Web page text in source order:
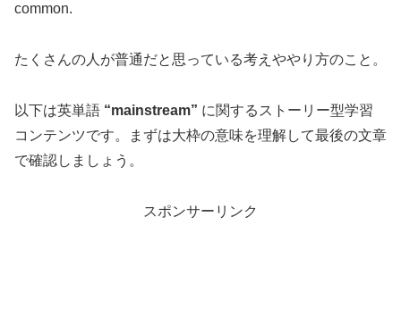
common.
たくさんの人が普通だと思っている考えややり方のこと。
以下は英単語 “mainstream” に関するストーリー型学習
コンテンツです。まずは大枠の意味を理解して最後の文章
で確認しましょう。
スポンサーリンク